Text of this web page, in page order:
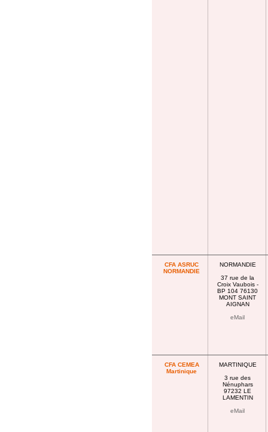
CFA ASRUC
NORMANDIE
NORMANDIE
37 rue de la
Croix Vaubois -
BP 104 76130
MONT SAINT
AIGNAN
eMail
CFA CEMEA
Martinique
MARTINIQUE
3 rue des
Nénuphars
97232 LE
LAMENTIN
eMail